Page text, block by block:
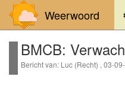
Weerwoord
BMCB:
Bericht van: Luc (Recht) , 03-